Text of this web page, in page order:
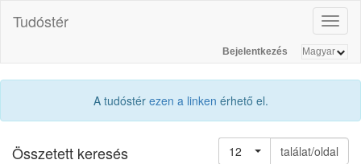
Tudóstér
Bejelentkezés
A tudóstér ezen a linken érhető el.
Összetett keresés 12
találat/oldal